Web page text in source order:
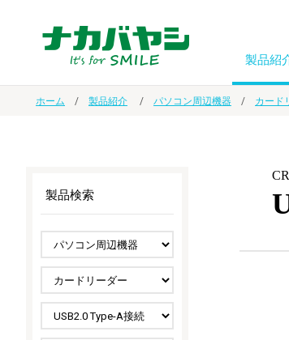
製品紹
スマートフォン・
タブレット関連
防災・
セキュリティ用品
オーダー手帳・ノベルティ制作
ドキュメントスキャニングサービス
導入事例
IR情報
サステナビリティ
ホーム 製品紹介 パソコン周辺機器 カード
製品検索